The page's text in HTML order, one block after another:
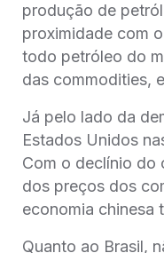
produção de
proximidade com
todo petróleo do
das commodities,
Já pelo lado da
Estados Unidos
Com o declínio do
dos preços dos
economia chinesa
Quanto ao Brasil,